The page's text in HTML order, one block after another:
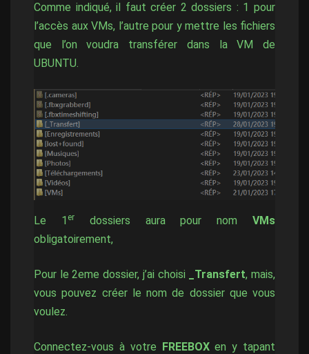
Comme indiqué, il faut créer 2 dossiers : 1 pour
l’accès aux VMs, l’autre pour y mettre les fichiers
que l’on voudra transférer dans la VM de
UBUNTU.
Le 1 erdossiers aura pour nomVMs
obligatoirement,
Pour le 2eme dossier, j’ai choisi _Transfert, mais,
vous pouvez créer le nom de dossier que vous
voulez.
Connectez-vous à votre FREEBOXen y tapant